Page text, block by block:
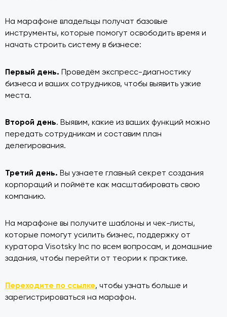
На марафоне владельцы получат базовые
инструменты, которые помогут освободить время и
начать строить систему в бизнесе:
Первый день. Проведём экспресс-диагностику
бизнеса и ваших сотрудников, чтобы выявить узкие
места.
Второй день. Выявим, какие из ваших функций можно
передать сотрудникам и составим план
делегирования.
Третий день. Вы узнаете главный секрет создания
корпораций и поймёте как масштабировать свою
компанию.
На марафоне вы получите шаблоны и чек-листы,
которые помогут усилить бизнес, поддержку от
куратора Visotsky Inc по всем вопросам, и домашние
задания, чтобы перейти от теории к практике.
Переходите по ссылке, чтобы узнать больше и
зарегистрироваться на марафон.